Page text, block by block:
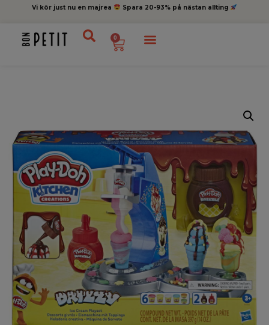
Vi kör just nu en majrea Spara 20-93% på nästan allting
0